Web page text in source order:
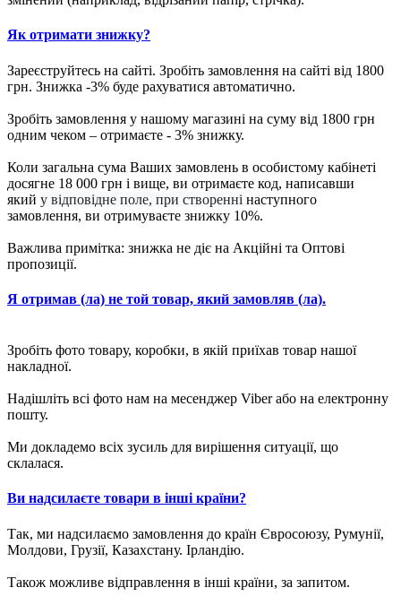
Як отримати знижку?
Зареєструйтесь на сайті. Зробіть замовлення на сайті від 1800
грн. Знижка -3% буде рахуватися автоматично.
Зробіть замовлення у нашому магазині на суму від 1800 грн
одним чеком – отримаєте - 3% знижку.
Коли загальна сума Ваших замовлень в особистому кабінеті
досягне 18 000 грн і вище, ви отримаєте код, написавши
який у відповідне поле, при створенні наступного
замовлення, ви отримуваєте знижку 10%.
Важлива примітка: знижка не діє на Акційні та Оптові
пропозиції.
Я отримав (ла) не той товар, який замовляв (ла).
Зробіть фото товару, коробки, в якій приїхав товар нашої
накладної.
Надішліть всі фото нам на месенджер Viber або на електронну
пошту.
Ми докладемо всіх зусиль для вирішення ситуації, що
склалася.
Ви надсилаєте товари в інші країни?
Так, ми надсилаємо замовлення до країн Євросоюзу, Румунії,
Молдови, Грузії, Казахстану. Ірландію.
Також можливе відправлення в інші країни, за запитом.